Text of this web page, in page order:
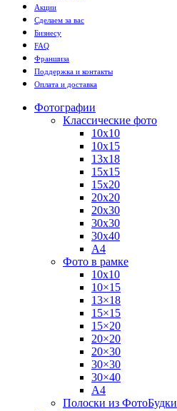
Акции
Сделаем за вас
Бизнесу
FAQ
Франшиза
Поддержка и контакты
Оплата и доставка
Фотографии
Классические фото
10х10
10х15
13х18
15х15
15х20
20х20
20х30
30х30
30х40
А4
Фото в рамке
10х10
10×15
13×18
15×15
15×20
20×20
20×30
30×30
30×40
A4
Полоски из ФотоБудки